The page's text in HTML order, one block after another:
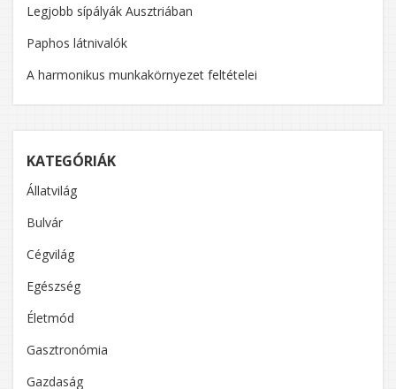
Legjobb sípályák Ausztriában
Paphos látnivalók
A harmonikus munkakörnyezet feltételei
KATEGÓRIÁK
Állatvilág
Bulvár
Cégvilág
Egészség
Életmód
Gasztronómia
Gazdaság